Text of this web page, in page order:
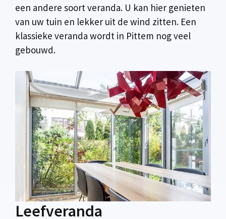
een andere soort veranda. U kan hier genieten
van uw tuin en lekker uit de wind zitten. Een
klassieke veranda wordt in Pittem nog veel
gebouwd.
Leefveranda